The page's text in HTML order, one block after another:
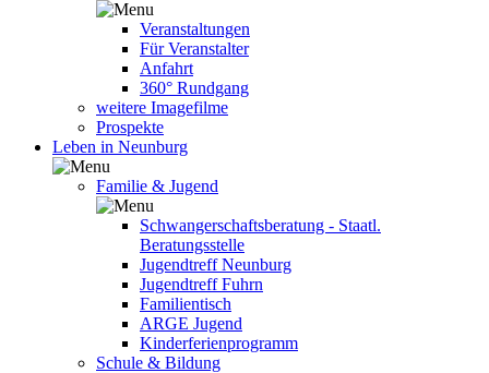
Veranstaltungen
Für Veranstalter
Anfahrt
360° Rundgang
weitere Imagefilme
Prospekte
Leben in Neunburg
Familie & Jugend
Schwangerschaftsberatung - Staatl.
Beratungsstelle
Jugendtreff Neunburg
Jugendtreff Fuhrn
Familientisch
ARGE Jugend
Kinderferienprogramm
Schule & Bildung